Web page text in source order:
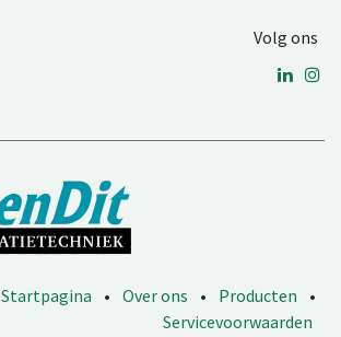
Volg ons
Startpagina • Over ons • Producten
•
Servicevoorwaarden